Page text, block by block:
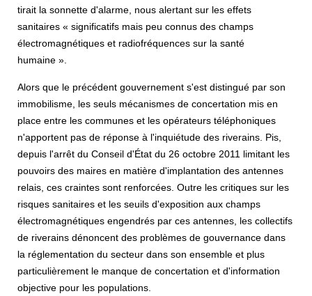
tirait la sonnette d'alarme, nous alertant sur les effets
sanitaires « significatifs mais peu connus des champs
électromagnétiques et radiofréquences sur la santé
humaine ».
Alors que le précédent gouvernement s'est distingué par son
immobilisme, les seuls mécanismes de concertation mis en
place entre les communes et les opérateurs téléphoniques
n'apportent pas de réponse à l'inquiétude des riverains. Pis,
depuis l'arrêt du Conseil d'État du 26 octobre 2011 limitant les
pouvoirs des maires en matière d'implantation des antennes
relais, ces craintes sont renforcées. Outre les critiques sur les
risques sanitaires et les seuils d'exposition aux champs
électromagnétiques engendrés par ces antennes, les collectifs
de riverains dénoncent des problèmes de gouvernance dans
la réglementation du secteur dans son ensemble et plus
particulièrement le manque de concertation et d'information
objective pour les populations.